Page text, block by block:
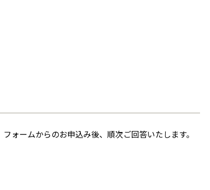
ォームからのお申込み後、順次ご回答いたします。